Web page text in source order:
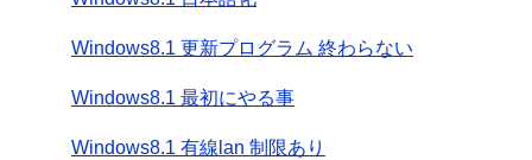
Windows8.1 更新プログラム 終わらない
Windows8.1 最初にやる事
Windows8.1 有線lan 制限あり